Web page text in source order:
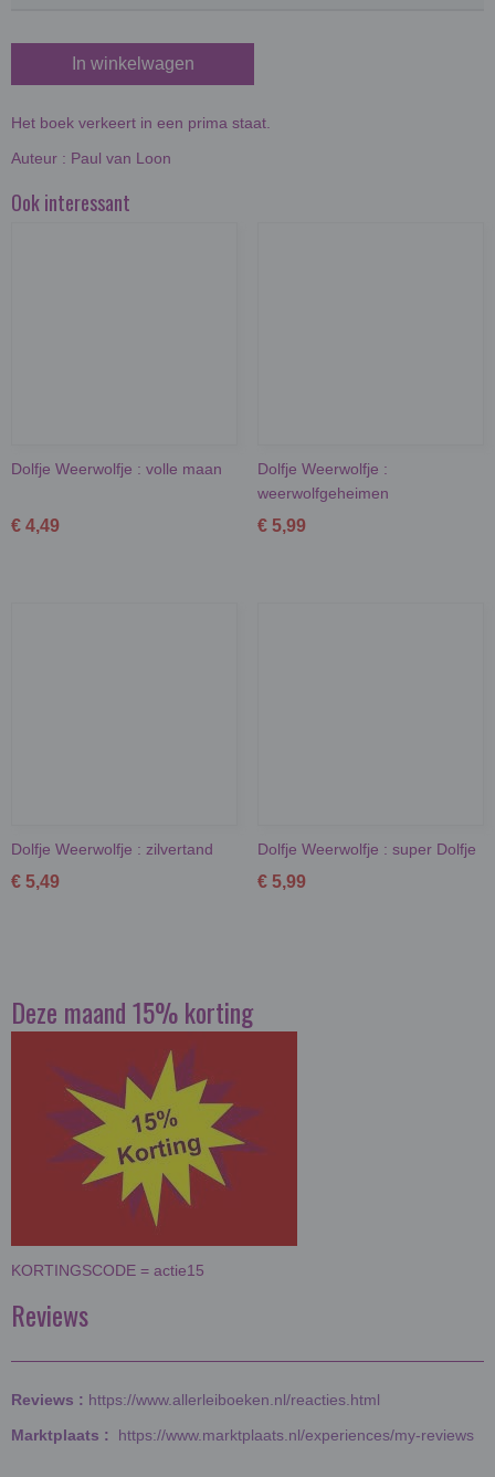
In winkelwagen
Het boek verkeert in een prima staat.
Auteur : Paul van Loon
Ook interessant
Dolfje Weerwolfje : volle maan
€ 4,49
Dolfje Weerwolfje :
weerwolfgeheimen
€ 5,99
Dolfje Weerwolfje : zilvertand
€ 5,49
Dolfje Weerwolfje : super Dolfje
€ 5,99
Deze maand 15% korting
KORTINGSCODE = actie15
Reviews
Reviews : https://www.allerleiboeken.nl/reacties.html
Marktplaats : https://www.marktplaats.nl/experiences/my-reviews